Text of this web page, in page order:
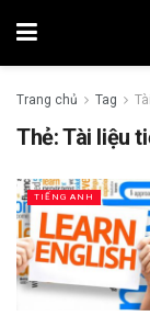
Trang chủ Tag
Thẻ:Tài liệu
TIẾNG ANH